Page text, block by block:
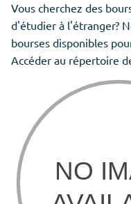
Vous cherchez des
d'étudier à l'étranger?
bourses disponibles
Accéder au répertoire